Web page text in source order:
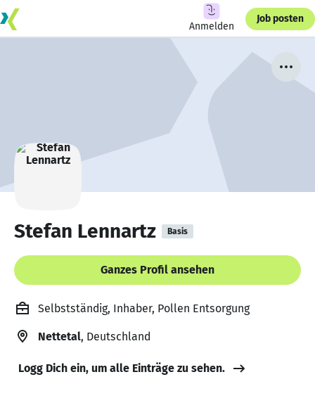
Anmelden
Job posten
Stefan Lennartz Basis
Ganzes Profil ansehen
Selbstständig, Inhaber, Pollen Entsorgung
Nettetal, Deutschland
Logg Dich ein, um alle Einträge zu sehen.